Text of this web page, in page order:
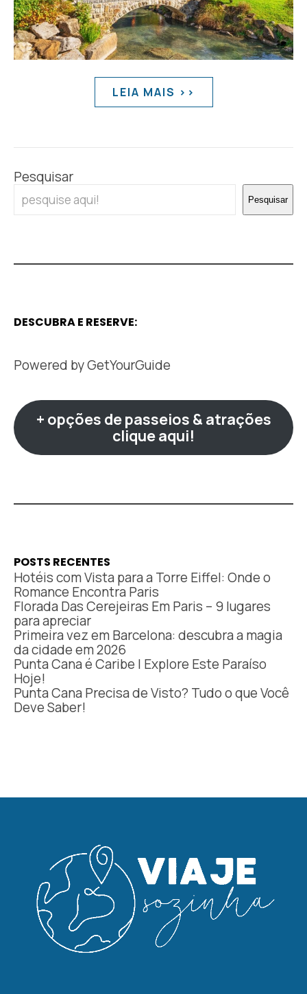
LEIA MAIS >>
Pesquisar
Pesquisar
DESCUBRA E RESERVE:
Powered byGetYourGuide
+ opções de passeios & atrações
clique aqui!
POSTS RECENTES
Hotéis com Vista para a Torre Eiffel: Onde o
Romance Encontra Paris
Florada Das Cerejeiras Em Paris – 9 lugares
para apreciar
Primeira vez em Barcelona: descubra a magia
da cidade em 2026
Punta Cana é Caribe | Explore Este Paraíso
Hoje!
Punta Cana Precisa de Visto? Tudo o que Você
Deve Saber!